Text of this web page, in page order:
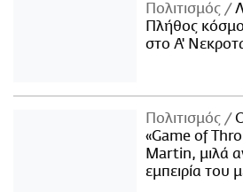
Πολιτισμός
Πλήθος
στο Α'
Πολιτισμός
Ο
«Game of
Martin, μιλά
εμπειρία του